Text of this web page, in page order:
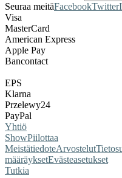
Seuraa meitäFacebookTwitter
Visa
MasterCard
American Express
Apple Pay
Bancontact
EPS
Klarna
Przelewy24
PayPal
Yhtiö
ShowPiilottaa
MeistätiedoteArvostelut
määräyksetEvästeasetukset
Tutkia